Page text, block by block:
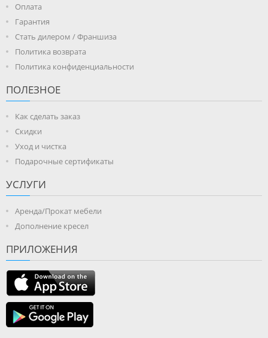
Оплата
Гарантия
Стать дилером / Франшиза
Политика возврата
Политика конфиденциальности
ПОЛЕЗНОЕ
Как сделать заказ
Скидки
Уход и чистка
Подарочные сертификаты
УСЛУГИ
Аренда/Прокат мебели
Дополнение кресел
ПРИЛОЖЕНИЯ